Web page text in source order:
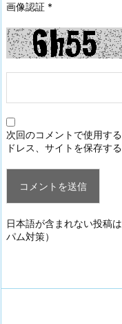
画像認証 *
次回のコメントで使用す
ドレス、サイトを保存する
日本語が含まれない投稿
パム対策）